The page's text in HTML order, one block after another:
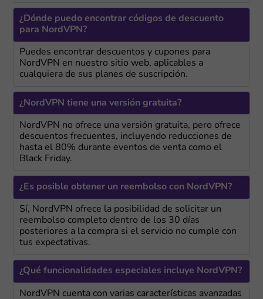
¿Dónde puedo encontrar códigos de descuento
para NordVPN?
Puedes encontrar descuentos y cupones para
NordVPN en nuestro sitio web, aplicables a
cualquiera de sus planes de suscripción.
¿NordVPN tiene una versión gratuita?
NordVPN no ofrece una versión gratuita, pero ofrece
descuentos frecuentes, incluyendo reducciones de
hasta el 80% durante eventos de venta como el
Black Friday.
¿Es posible obtener un reembolso con NordVPN?
Sí, NordVPN ofrece la posibilidad de solicitar un
reembolso completo dentro de los 30 días
posteriores a la compra si el servicio no cumple con
tus expectativas.
¿Qué funcionalidades especiales incluye NordVPN?
NordVPN cuenta con varias características avanzadas